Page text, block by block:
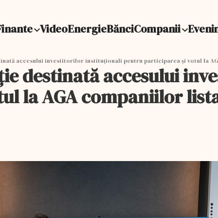
VideoEnergieBănciCompanii
accesului investitorilor instituționali pentru participarea și votul la
destinată accesului
la AGA companiilor